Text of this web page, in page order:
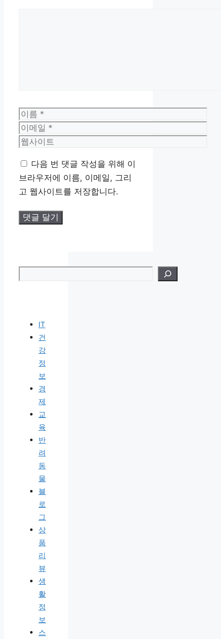
이
름
이
메
웹
이
트
다음 번 댓글 작성을 위해 이
브라우저에 이름, 이메일, 그리
고 웹사이트를 저장합니다.
IT
건
강
정
보
경
제
교
육
반
려
동
물
블
로
그
상
품
리
뷰
생
활
정
보
스